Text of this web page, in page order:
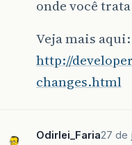
onde você
Veja mais aqui:
http://
changes.html
Odirlei_Faria27 de